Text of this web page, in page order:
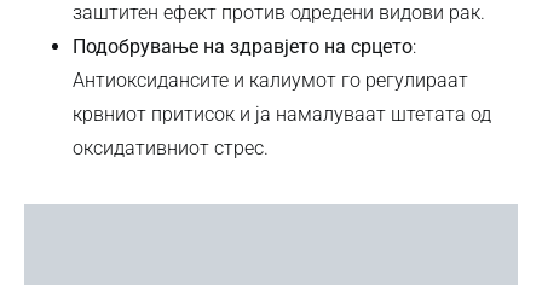
заштитен ефект против одредени видови рак.
Подобрување на здравјето на срцето:
Антиоксидансите и калиумот го регулираат
крвниот притисок и ја намалуваат штетата од
оксидативниот стрес.